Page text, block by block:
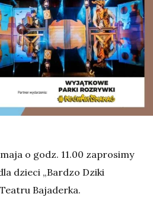
o godz. 11.00 zaprosimy
dzieci „Bardzo Dziki
Bajaderka.